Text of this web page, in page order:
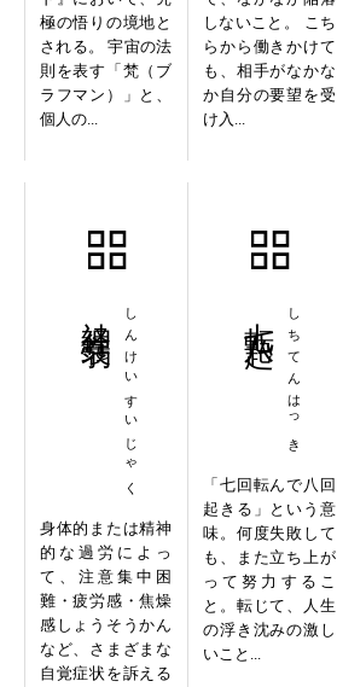
極の悟りの境地と
される。 宇宙の法
則を表す「梵（ブ
ラフマン）」と、
個人の...
しないこと。 こち
らから働きかけて
も、相手がなかな
か自分の要望を受
け入...
しんけいすいじゃく
身体的または精神
的な過労によっ
て、注意集中困
難・疲労感・焦燥
感しょうそうかん
など、さまざまな
自覚症状を訴える
しちてんはっき
「七回転んで八回
起きる」という意
味。何度失敗して
も、また立ち上が
って努力するこ
と。転じて、人生
の浮き沈みの激し
いこと...